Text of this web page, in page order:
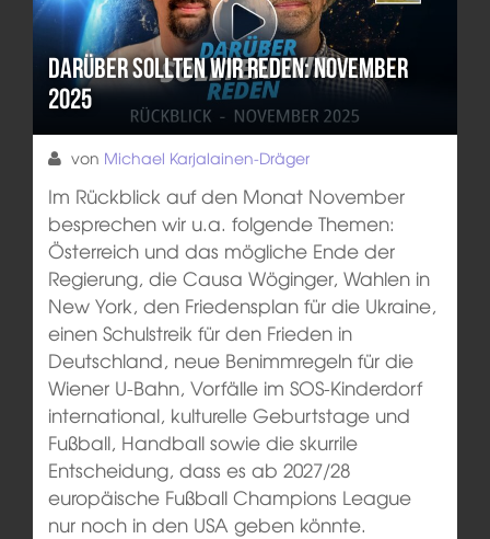
Darüber sollten wir reden: November
2025
von Michael Karjalainen-Dräger
Im Rückblick auf den Monat November
besprechen wir u.a. folgende Themen:
Österreich und das mögliche Ende der
Regierung, die Causa Wöginger, Wahlen in
New York, den Friedensplan für die Ukraine,
einen Schulstreik für den Frieden in
Deutschland, neue Benimmregeln für die
Wiener U-Bahn, Vorfälle im SOS-Kinderdorf
international, kulturelle Geburtstage und
Fußball, Handball sowie die skurrile
Entscheidung, dass es ab 2027/28
europäische Fußball Champions League
nur noch in den USA geben könnte.